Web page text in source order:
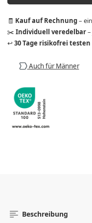
🧾 Kauf auf Rechnung–
✂️ Individuell veredelbar–
↩️ 30 Tage risikofrei testen
Auch für Männer
Beschreibung